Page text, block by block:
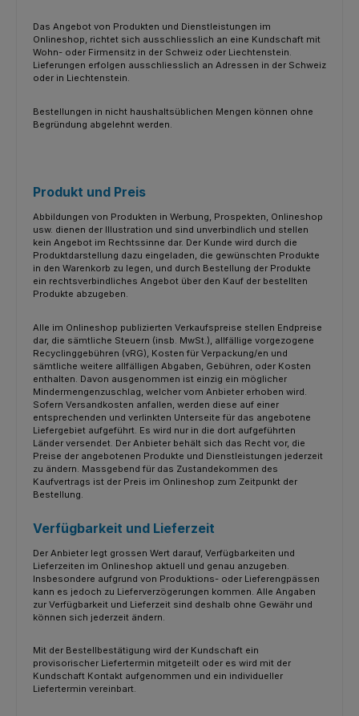
Das Angebot von Produkten und Dienstleistungen im
Onlineshop, richtet sich ausschliesslich an eine Kundschaft mit
Wohn- oder Firmensitz in der Schweiz oder Liechtenstein.
Lieferungen erfolgen ausschliesslich an Adressen in der Schweiz
oder in Liechtenstein.
Bestellungen in nicht haushaltsüblichen Mengen können ohne
Begründung abgelehnt werden.
Produkt und Preis
Abbildungen von Produkten in Werbung, Prospekten, Onlineshop
usw. dienen der Illustration und sind unverbindlich und stellen
kein Angebot im Rechtssinne dar. Der Kunde wird durch die
Produktdarstellung dazu eingeladen, die gewünschten Produkte
in den Warenkorb zu legen, und durch Bestellung der Produkte
ein rechtsverbindliches Angebot über den Kauf der bestellten
Produkte abzugeben.
Alle im Onlineshop publizierten Verkaufspreise stellen Endpreise
dar, die sämtliche Steuern (insb. MwSt.), allfällige vorgezogene
Recyclinggebühren (vRG), Kosten für Verpackung/en und
sämtliche weitere allfälligen Abgaben, Gebühren, oder Kosten
enthalten. Davon ausgenommen ist einzig ein möglicher
Mindermengenzuschlag, welcher vom Anbieter erhoben wird.
Sofern Versandkosten anfallen, werden diese auf einer
entsprechenden und verlinkten Unterseite für das angebotene
Liefergebiet aufgeführt. Es wird nur in die dort aufgeführten
Länder versendet. Der Anbieter behält sich das Recht vor, die
Preise der angebotenen Produkte und Dienstleistungen jederzeit
zu ändern. Massgebend für das Zustandekommen des
Kaufvertrags ist der Preis im Onlineshop zum Zeitpunkt der
Bestellung.
Verfügbarkeit und Lieferzeit
Der Anbieter legt grossen Wert darauf, Verfügbarkeiten und
Lieferzeiten im Onlineshop aktuell und genau anzugeben.
Insbesondere aufgrund von Produktions- oder Lieferengpässen
kann es jedoch zu Lieferverzögerungen kommen. Alle Angaben
zur Verfügbarkeit und Lieferzeit sind deshalb ohne Gewähr und
können sich jederzeit ändern.
Mit der Bestellbestätigung wird der Kundschaft ein
provisorischer Liefertermin mitgeteilt oder es wird mit der
Kundschaft Kontakt aufgenommen und ein individueller
Liefertermin vereinbart.